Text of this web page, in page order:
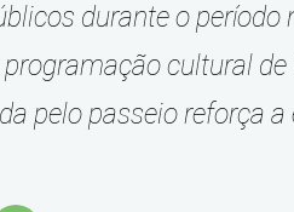
durante o
cultural
pelo passeio reforça